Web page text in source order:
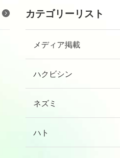
カテゴリーリスト
メディア掲載
ハクビシン
ネズミ
ハト